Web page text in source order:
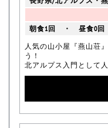
朝食1回 ・ 昼食0
人気の山小屋『燕山荘
う！
北アルプス入門として人